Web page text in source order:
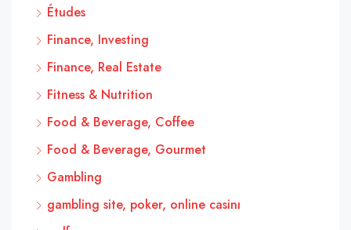
Études
Finance, Investing
Finance, Real Estate
Fitness & Nutrition
Food & Beverage, Coffee
Food & Beverage, Gourmet
Gambling
gambling site, poker, online casinı